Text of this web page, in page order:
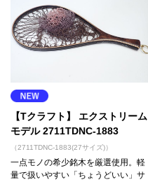
【Tクラフト】 エクストリーム
モデル 2711TDNC-1883
（2711TDNC-1883(27サイズ)）
一点モノの希少銘木を厳選使用。軽
量で扱いやすい「ちょうどいい」サ